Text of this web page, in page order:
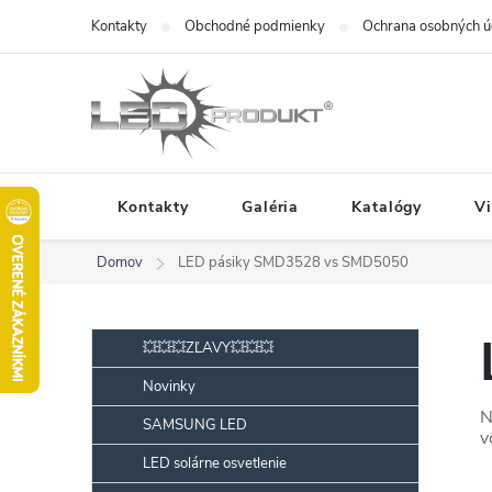
obsah
Kontakty Obchodné podmienky Ochrana osobných
Kontakty Galéria Katalógy
Domov LED pásiky SMD3528 vs SMD5050
o
č
n
Preskočiť
kategórie💥💥💥ZĽAVY💥💥💥
Novinky
SAMSUNG LED
LED solárne osvetlenie